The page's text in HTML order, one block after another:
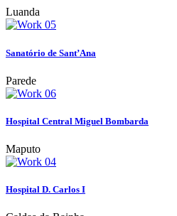
Luanda
Sanatório de Sant’Ana
Parede
Hospital Central Miguel Bombarda
Maputo
Hospital D. Carlos I